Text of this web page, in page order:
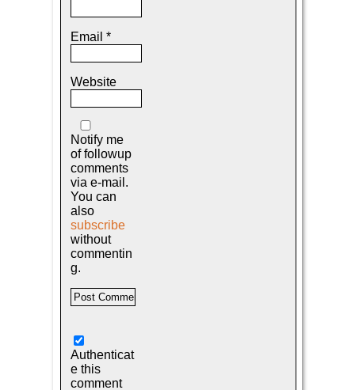
Email *
Website
Notify me
of followup
comments
via e-mail.
You can
also
subscribe
without
commentin
g.
Authenticat
e this
comment